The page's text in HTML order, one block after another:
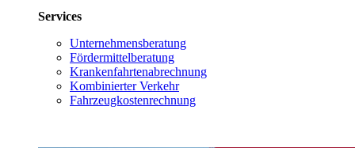
Services
Unternehmensberatung
Fördermittelberatung
Krankenfahrtenabrechnung
Kombinierter Verkehr
Fahrzeugkostenrechnung